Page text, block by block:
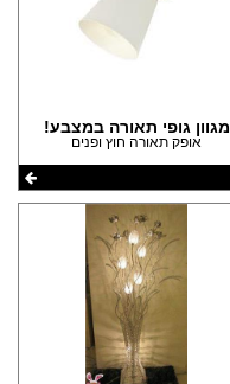
מגוון גופי תאורה במצבע!
אופק תאורה חוץ ופנים